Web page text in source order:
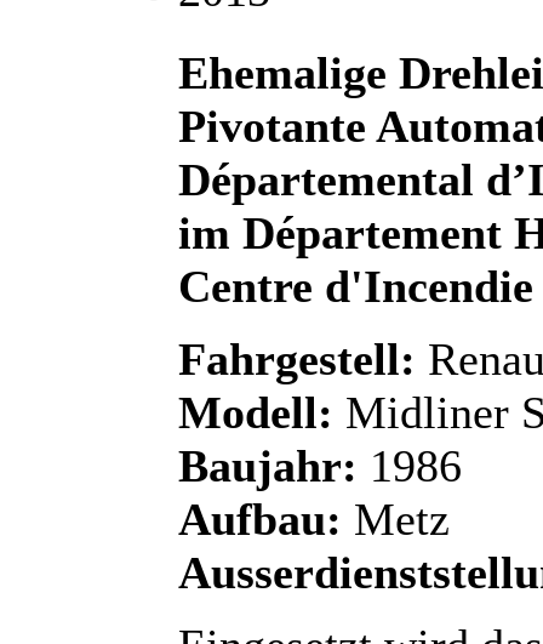
Ehemalige
Pivotante
Départemental
im Département
Centre
Fahrgestell:
Modell: Midliner
Baujahr: 1986
Aufbau: Metz